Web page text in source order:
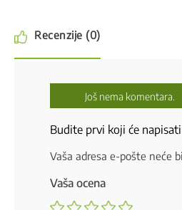
Recenzije (0)
Još nema komentara.
Budite prvi koji će
Vaša adresa e-pošte neće
Vaša ocena